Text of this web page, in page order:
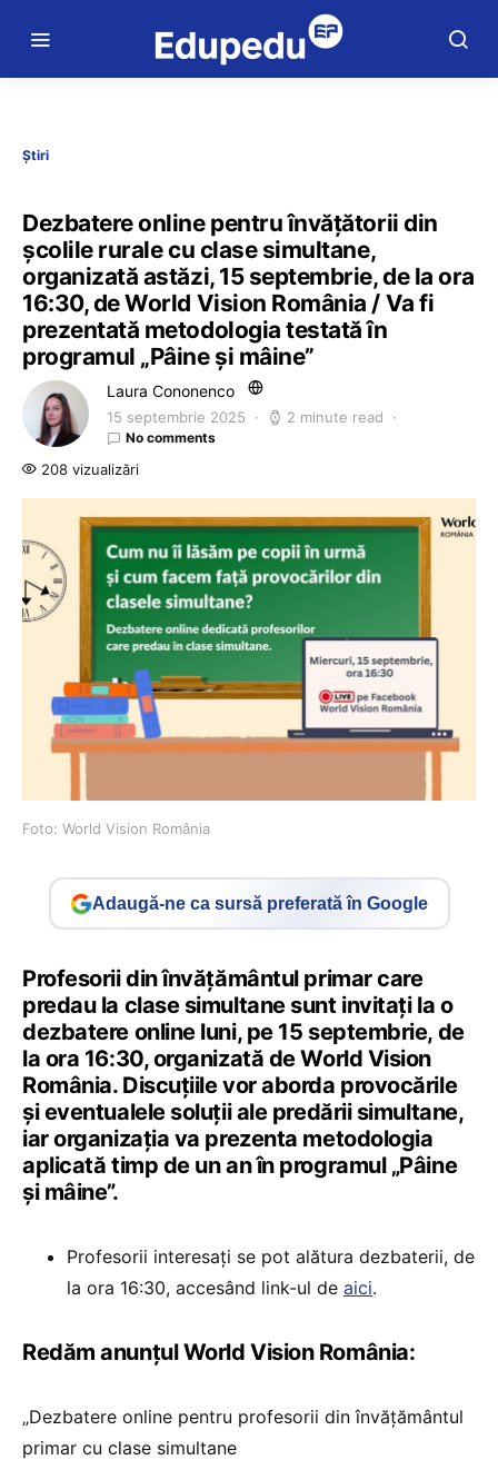
Știri
Dezbatere online pentru învățătorii din
școlile rurale cu clase simultane,
organizată astăzi, 15 septembrie, de la ora
16:30, de World Vision România / Va fi
prezentată metodologia testată în
programul „Pâine și mâine”
Laura Cononenco
15 septembrie 2025 2 minute read
No comments
208 vizualizări
Foto: World Vision România
Adaugă-ne ca sursă preferată în Google
Profesorii din învățământul primar care
predau la clase simultane sunt invitați la o
dezbatere online luni, pe 15 septembrie, de
la ora 16:30, organizată de World Vision
România. Discuțiile vor aborda provocările
și eventualele soluții ale predării simultane,
iar organizația va prezenta metodologia
aplicată timp de un an în programul „Pâine
și mâine”.
Profesorii interesați se pot alătura dezbaterii, de
la ora 16:30, accesând link-ul de aici.
Redăm anunțul World Vision România:
„Dezbatere online pentru profesorii din învățământul
primar cu clase simultane